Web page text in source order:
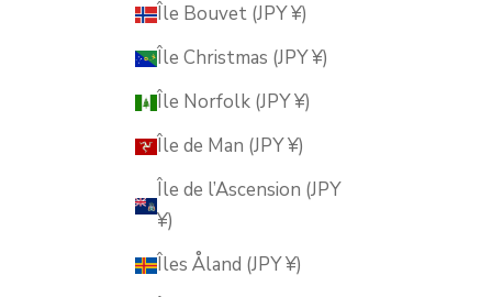
Île Bouvet (JPY ¥)
Île Christmas (JPY ¥)
Île Norfolk (JPY ¥)
Île de Man (JPY ¥)
Île de l’Ascension (JPY
¥)
Îles Åland (JPY ¥)